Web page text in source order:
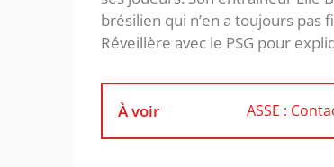
brésilien qui n’en a toujours pas
Réveillère avec le PSG pour
À voir ASSE :